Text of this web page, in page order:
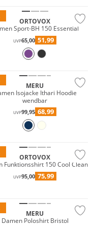
ORTOVOX
Sport-BH 150 Essential
UVP65,00 51,99
MERU
Isojacke Ithari Hoodie
wendbar
UVP99,95 68,99
ORTOVOX
Funktionsshirt 150 Cool Clean
UVP95,00 75,99
MERU
Damen Poloshirt Bristol